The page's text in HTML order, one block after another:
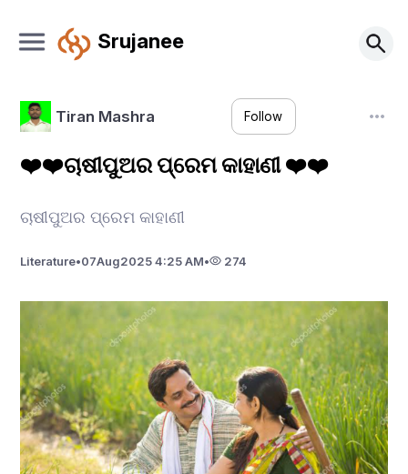
Srujanee
Tiran Mashra Follow
❤️❤️ଚାଷୀପୁଅର ପ୍ରେମ କାହାଣୀ ❤️❤️
ଚାଷୀପୁଅର ପ୍ରେମ କାହାଣୀ
Literature•07Aug2025 4:25 AM• 274